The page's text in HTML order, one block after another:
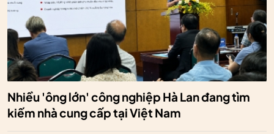
Nhiều 'ông lớn' công nghiệp Hà Lan đang tìm
kiếm nhà cung cấp tại Việt Nam